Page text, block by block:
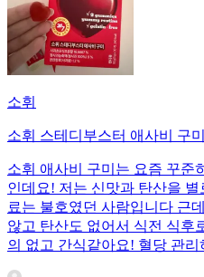
소휘
소휘 스테디부스터 애사비 구미
소휘 애사비 구미는 요즘 꾸준
인데요! 저는 신맛과 탄산을
료는 불호였던 사람입니다 근
않고 탄산도 없어서 식전 식후
의 없고 간식같아요! 혈당 관